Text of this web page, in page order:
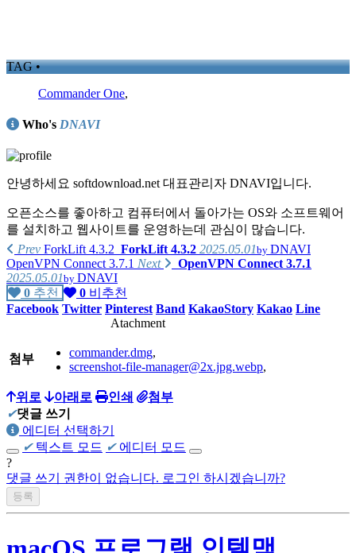
TAG •
Commander One,
Who's DNAVI
안녕하세요 softdownload.net 대표관리자 DNAVI입니다.
오픈소스를 좋아하고 컴퓨터에서 돌아가는 OS와 소프트웨어
를 설치하고 웹사이트를 운영하는데 관심이 많습니다.
가지고 있는 제품리스트
PC :
AMD Radeon R290),
S3, NVIDIA GT8600),
Apple iMac 2009 late(Intel E7600)
Apple MacMini 2018(Intel i5-8500B, A1993)
homebuilt computer(AMD Ryzen 5700x3d, Asrock B450 Steel
Legend, Intel A770)
Firebat S1(Intel N100)
Prev ForkLift 4.3.2 ForkLift 4.3.2 2025.05.01by DNAVI
OpenVPN Connect 3.7.1 Next
OpenVPN Connect 3.7.1
2025.05.01by DNAVI
0 추천 0 비추천
Facebook Twitter Pinterest Band KakaoStory Kakao Line
Atachment
첨부 commander.dmg,
screenshot-file-manager@2x.jpg.webp,
위로 아래로 인쇄
첨부
✔댓글 쓰기
에디터 선택하기
✔ 텍스트 모드 ✔ 에디터 모드
?
댓글 쓰기 권한이 없습니다. 로그인 하시겠습니까?